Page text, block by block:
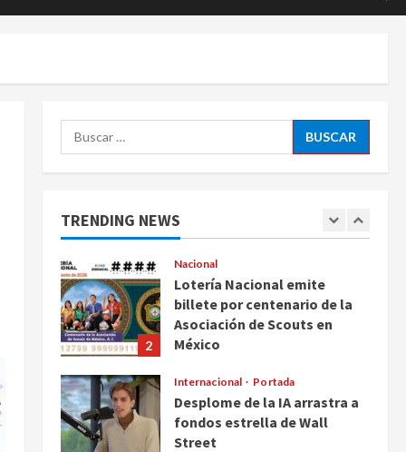
Buscar:
TRENDING NEWS
agosto 7, 2026
de periodistas y ciertos
agosto 7, 2026
1
2
Nacional
Lotería Nacional emite
billete por centenario de la
Asociación de Scouts en
México
Internacional Portada
Desplome de la IA arrastra a
fondos estrella de Wall
Street